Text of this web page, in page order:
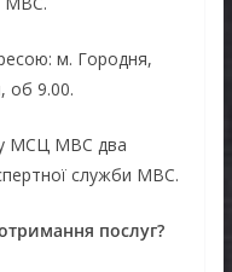
м. Городня,
об 9.00.
у МСЦ МВС два
служби МВС.
послуг?